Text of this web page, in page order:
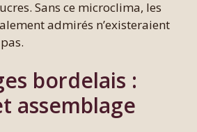
Sans ce microclima, les
admirés n’existeraient
bordelais :
assemblage